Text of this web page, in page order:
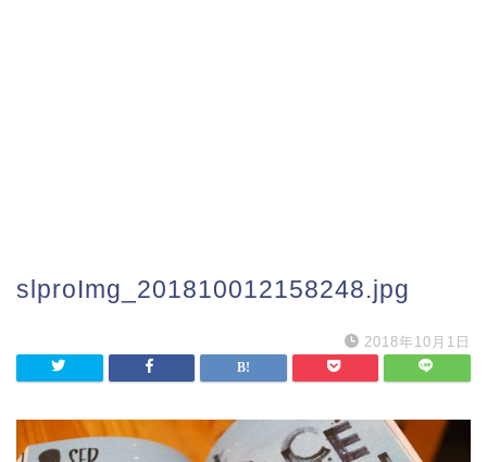
slproImg_201810012158248.jpg
2018年10月1日